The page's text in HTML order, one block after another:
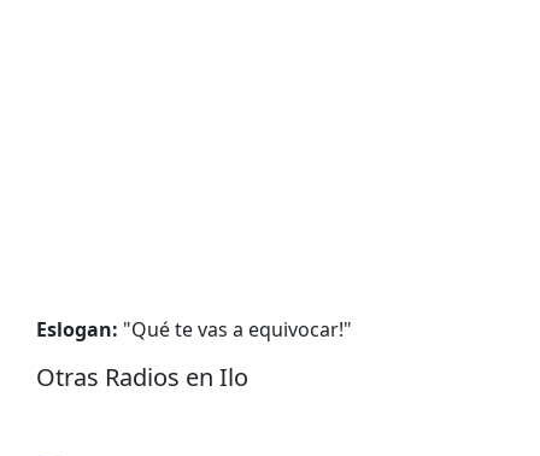
Eslogan: "Qué te vas a equivocar!"
Otras Radios en Ilo